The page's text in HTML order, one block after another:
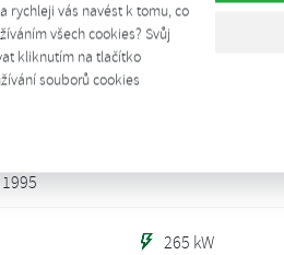
rychleji vás navést k tomu, co
všech cookies? Svůj
kliknutím na tlačítko
souborů cookies
licence Instalovaný elektrický výkon
1995
265 kW